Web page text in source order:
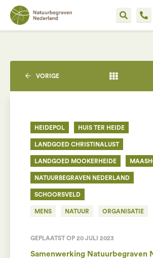
VORIGE
HEIDEPOL HUIS TER HEIDE
LANDGOED CHRISTINALUST
LANDGOED MOOKERHEIDE
NATUURBEGRAVEN NEDERLAND
SCHOORSVELD
MENS NATUUR ORGANISATIE
GEPLAATST OP 20 JULI 2023
Samenwerking Natuurbegraven